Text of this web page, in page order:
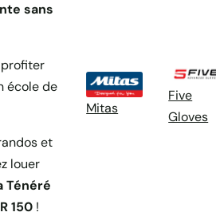
sans
profiter
école de
et
louer
Ténéré
150 !
Mitas
Five
Gloves